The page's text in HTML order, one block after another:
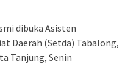
dibuka Asisten
Daerah (Setda) Tabalong,
Tanjung, Senin